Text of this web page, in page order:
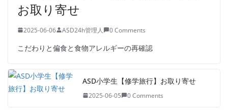
お取り寄せ
2025-06-06 ASD24h管理人 0 Comments
こだわりと偏食と食物アレルギーの再確認
ASD小学生【修学旅行】お取り寄せ
2025-06-05 0 Comments